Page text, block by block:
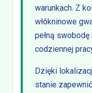
warunkach. Z
włókninowe
pełną
codziennej
Dzięki
stanie